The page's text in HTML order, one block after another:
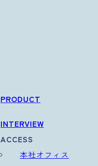
PRODUCT
INTERVIEW
ACCESS
本社オフィス